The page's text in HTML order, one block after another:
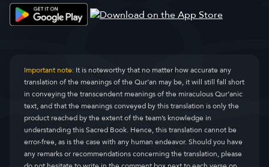
Important note:It is noteworthy that no matter how accurate any
translation of the meanings of the Qur’an may be, it will still fall short
in conveying the transcendent meanings of the miraculous Qur’anic
text, and that the meanings conveyed by this translation is only the
product reached by the extent of the team’s knowledge in
understanding this Sacred Book. Hence, this translation cannot be
error-free, as is the case with any human endeavor. Should you have
any remarks or recommendations concerning the translation, please